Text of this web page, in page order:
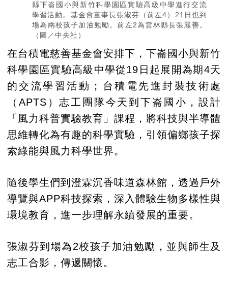
縣下崙國小與新竹科學園區實驗高級中學進行交流
學習活動。基金會董事長張淑芬（前左4）21日也到
場為兩校孩子加油勉勵。前左2為雲林縣長張麗善。
（圖／中央社）
在台積電慈善基金會安排下，下崙國小與新竹
科學園區實驗高級中學從19日起展開為期4天
的交流學習活動；台積電先進封裝技術處
（APTS）志工團隊今天到下崙國小，設計
「風力科普實驗教育」課程，將科技與半導體
思維轉化為有趣的科學實驗，引領偏鄉孩子探
索綠能與風力科學世界。
隨後學生們到澄霖沉香味道森林館，透過戶外
導覽與APP科技探索，深入體驗生物多樣性與
環境教育，進一步理解永續發展的重要。
張淑芬到場為2校孩子加油勉勵，並與師生及
志工合影，傳遞關懷。